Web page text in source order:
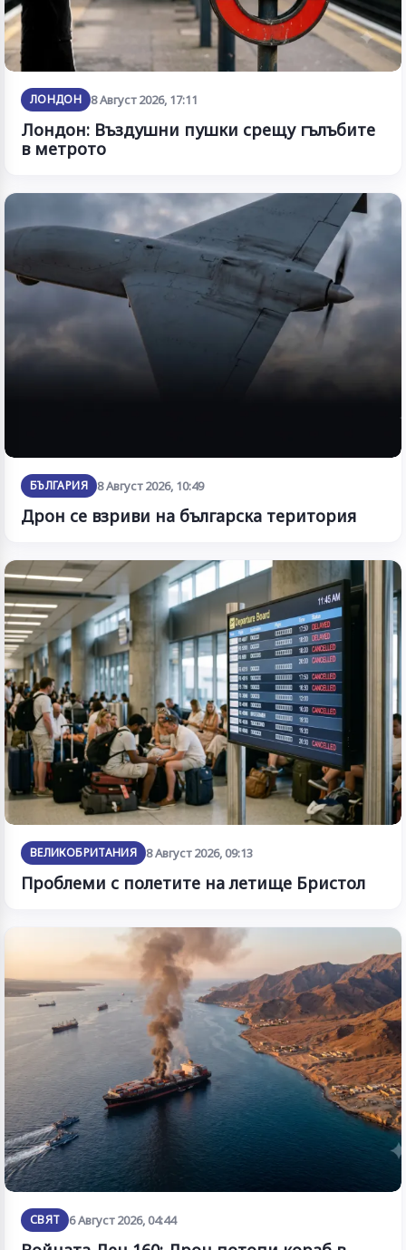
ЛОНДОН 8 Август 2026, 17:11
Лондон: Въздушни пушки срещу гълъбите
в метрото
БЪЛГАРИЯ 8 Август 2026, 10:49
Дрон се взриви на българска територия
ВЕЛИКОБРИТАНИЯ 8 Август 2026, 09:13
Проблеми с полетите на летище Бристол
СВЯТ 6 Август 2026, 04:44